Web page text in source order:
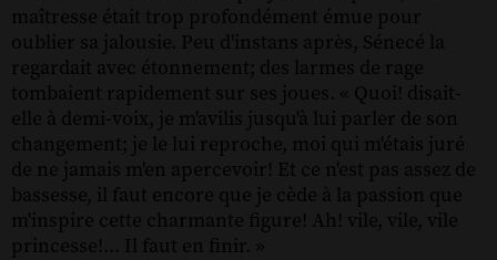
maîtresse était trop profondément émue pour
oublier sa jalousie. Peu d'instans après, Sénecé la
regardait avec étonnement; des larmes de rage
tombaient rapidement sur ses joues. « Quoi! disait-
elle à demi-voix, je m'avilis jusqu'à lui parler de son
changement; je le lui reproche, moi qui m'étais juré
de ne jamais m'en apercevoir! Et ce n'est pas assez de
bassesse, il faut encore que je cède à la passion que
m'inspire cette charmante figure! Ah! vile, vile, vile
princesse!... Il faut en finir. »